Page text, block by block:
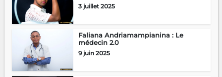
3 juillet 2025
Faliana Andriamampianina : Le
médecin 2.0
9 juin 2025